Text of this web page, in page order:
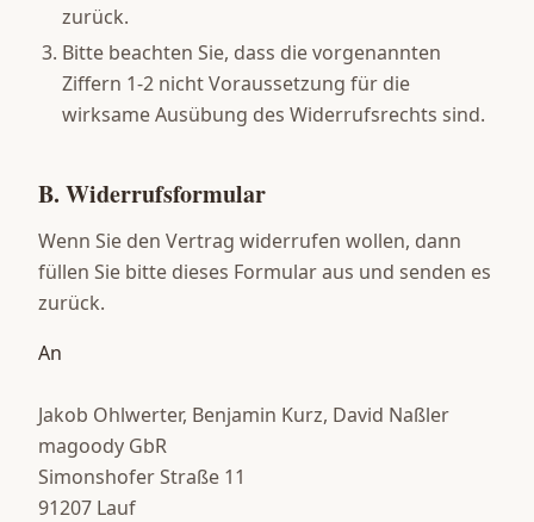
zurück.
Bitte beachten Sie, dass die vorgenannten
Ziffern 1-2 nicht Voraussetzung für die
wirksame Ausübung des Widerrufsrechts sind.
B. Widerrufsformular
Wenn Sie den Vertrag widerrufen wollen, dann
füllen Sie bitte dieses Formular aus und senden es
zurück.
An
Jakob Ohlwerter, Benjamin Kurz, David Naßler
magoody GbR
Simonshofer Straße 11
91207 Lauf